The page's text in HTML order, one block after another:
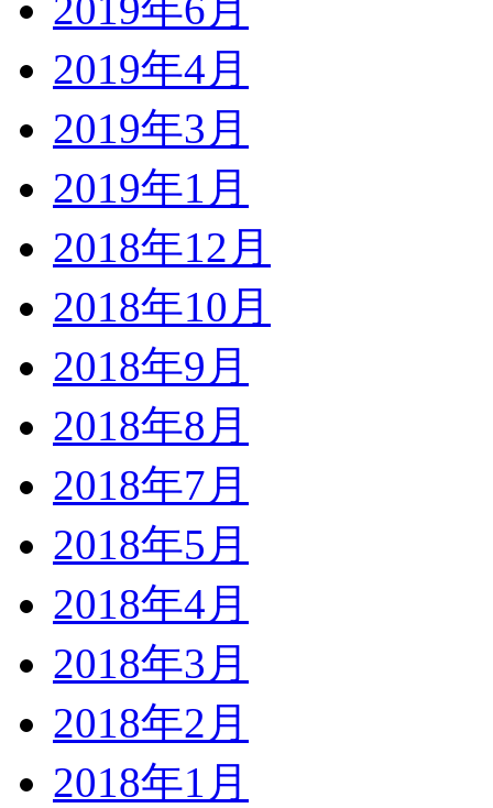
2019年6月
2019年4月
2019年3月
2019年1月
2018年12月
2018年10月
2018年9月
2018年8月
2018年7月
2018年5月
2018年4月
2018年3月
2018年2月
2018年1月